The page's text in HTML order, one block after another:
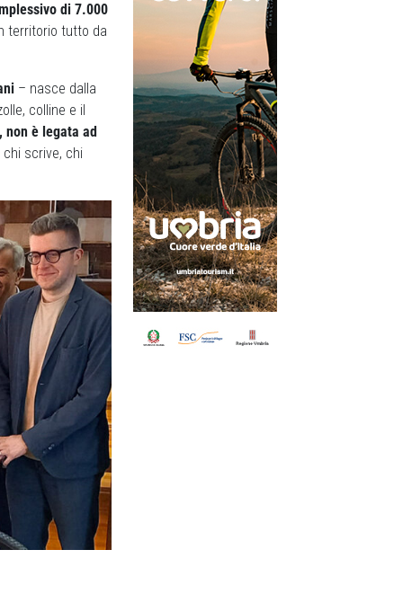
di 7.000
territorio tutto da
– nasce dalla
colline e il
non è legata ad
chi scrive, chi